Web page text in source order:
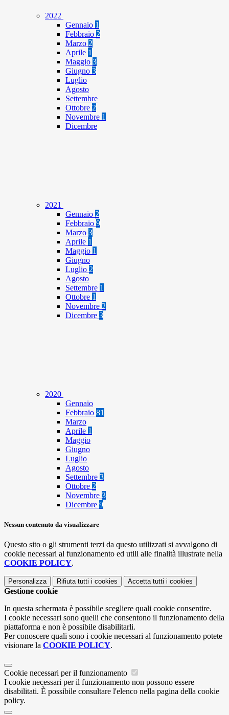
2022
Gennaio 1
Febbraio 2
Marzo 2
Aprile 1
Maggio 3
Giugno 3
Luglio
Agosto
Settembre
Ottobre 2
Novembre 1
Dicembre
2021
Gennaio 2
Febbraio 9
Marzo 3
Aprile 1
Maggio 1
Giugno
Luglio 2
Agosto
Settembre 1
Ottobre 1
Novembre 2
Dicembre 3
2020
Gennaio
Febbraio 81
Marzo
Aprile 1
Maggio
Giugno
Luglio
Agosto
Settembre 3
Ottobre 2
Novembre 3
Dicembre 9
Nessun contenuto da visualizzare
Questo sito o gli strumenti terzi da questo utilizzati si avvalgono di
cookie necessari al funzionamento ed utili alle finalità illustrate nella
COOKIE POLICY.
Personalizza Rifiuta tutti i cookies Accetta tutti i cookies
Gestione cookie
In questa schermata è possibile scegliere quali cookie consentire.
I cookie necessari sono quelli che consentono il funzionamento della
piattaforma e non è possibile disabilitarli.
Per conoscere quali sono i cookie necessari al funzionamento potete
visionare la COOKIE POLICY.
Cookie necessari per il funzionamento
I cookie necessari per il funzionamento non possono essere
disabilitati. È possibile consultare l'elenco nella pagina della cookie
policy.